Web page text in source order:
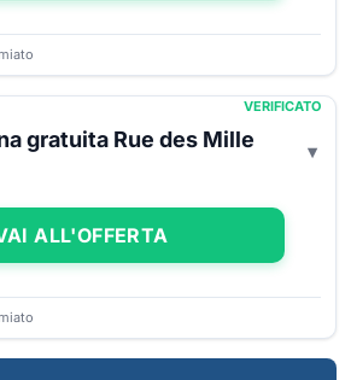
VERIFICATO
gratuita Rue des Mille
ALL'OFFERTA